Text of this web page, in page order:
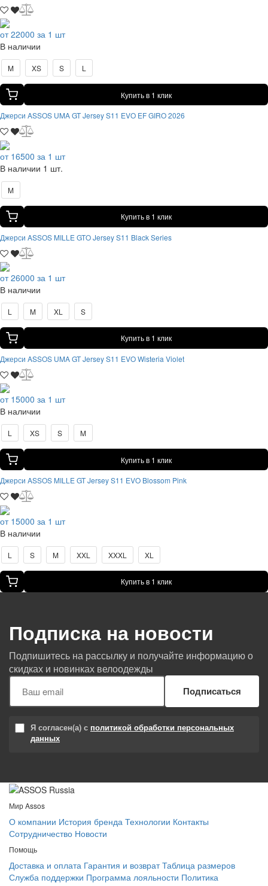
от 22000 за 1 шт
В наличии
M XS S L
Купить в 1 клик
Джерси ASSOS UMA GT Jersey S11 EVO EF GIRO 2026
от 16500 за 1 шт
В наличии 1 шт.
M
Купить в 1 клик
Джерси ASSOS MILLE GTO Jersey S11 Black Series
от 26000 за 1 шт
В наличии
L M XL S
Купить в 1 клик
Джерси ASSOS UMA GT Jersey S11 EVO Wisteria Violet
от 15000 за 1 шт
В наличии
L XS S M
Купить в 1 клик
Джерси ASSOS MILLE GT Jersey S11 EVO Blossom Pink
от 15000 за 1 шт
В наличии
L S M XXL XXXL XL
Купить в 1 клик
Подписка на новости
Подпишитесь на рассылку и получайте информацию о
скидках и новинках велоодежды
Подписаться
Я согласен(а) с политикой обработки персональных
данных
Мир Assos
О компании История бренда Технологии Контакты
Сотрудничество Новости
Помощь
Доставка и оплата Гарантия и возврат Таблица размеров
Служба поддержки Программа лояльности Политика